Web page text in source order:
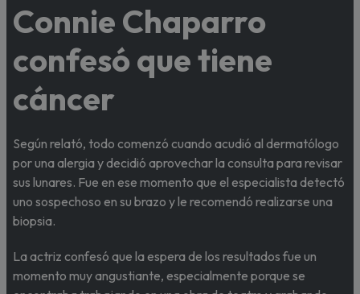
Connie Chaparro
confesó que tiene
cáncer
Según relató, todo comenzó cuando acudió al dermatólogo
por una alergia y decidió aprovechar la consulta para revisar
sus lunares. Fue en ese momento que el especialista detectó
uno sospechoso en su brazo y le recomendó realizarse una
biopsia.
La actriz confesó que la espera de los resultados fue un
momento muy angustiante, especialmente porque se